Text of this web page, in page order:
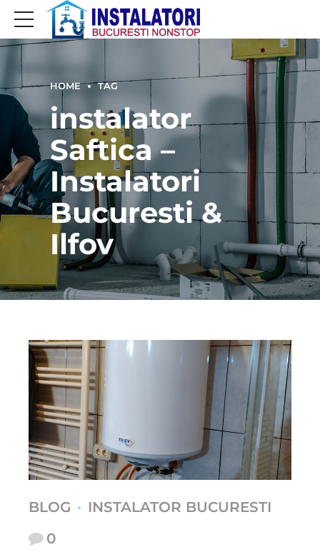
HOME TAG
instalator
Saftica –
Instalatori
Bucuresti &
Ilfov
BLOG
INSTALATOR BUCURESTI
0